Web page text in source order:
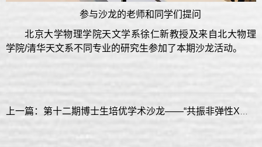
参与沙龙的老师和同学们提问
北京大学物理学院天文学系徐仁新教授及来自北大物理
学院/清华天文系不同专业的研究生参加了本期沙龙活动。